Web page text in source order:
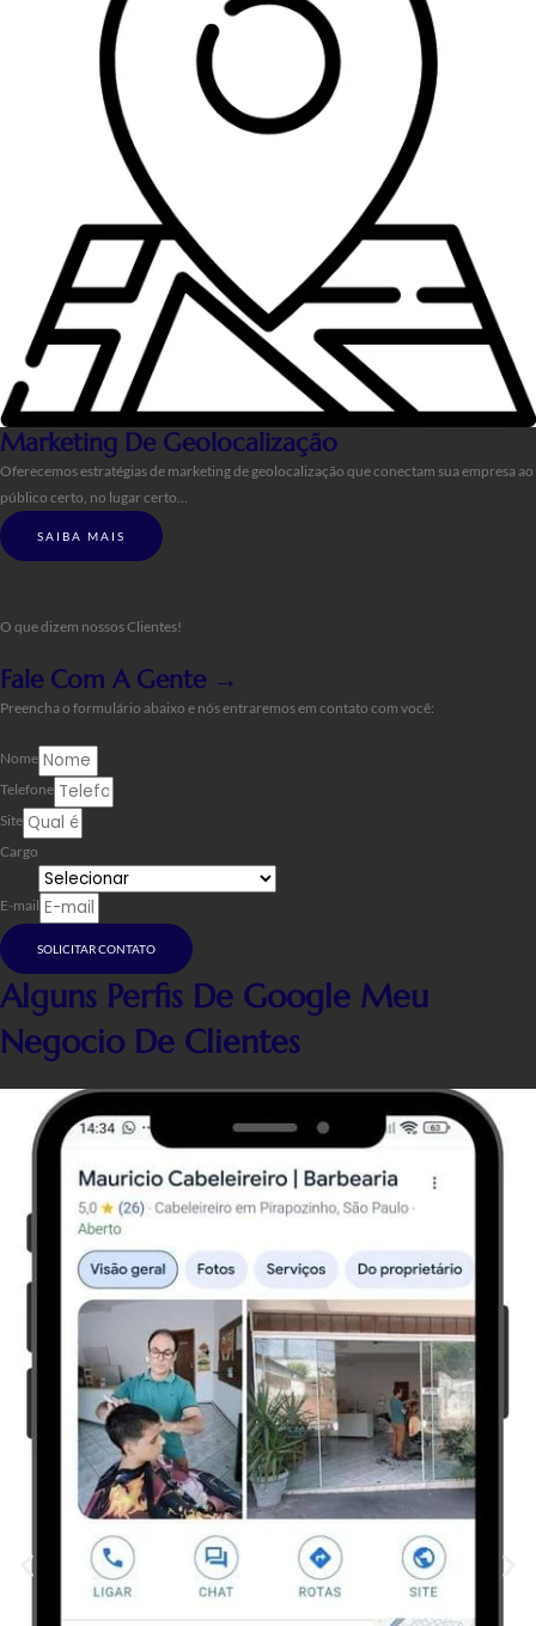
Marketing De Geolocalização
Oferecemos estratégias de marketing de geolocalização que conectam sua empresa ao
público certo, no lugar certo…
SAIBA MAIS
O que dizem nossos Clientes!
Fale Com A Gente →
Preencha o formulário abaixo e nós entraremos em contato com você:
Nome
Telefone
Site
Cargo
E-mail
SOLICITAR CONTATO
Alguns Perfis De Google Meu
Negocio De Clientes